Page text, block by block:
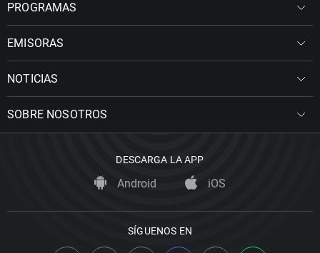
PROGRAMAS
EMISORAS
NOTICIAS
SOBRE NOSOTROS
DESCARGA LA APP
Android iOS
SÍGUENOS EN